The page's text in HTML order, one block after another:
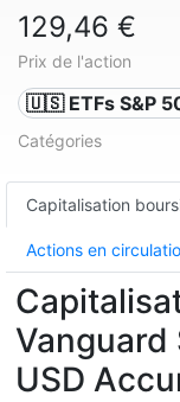
129,46 €
Prix de l'action
🇺🇸 ETFs S&P
Catégories
Capitalisation
Actions en
Vanguard
USD